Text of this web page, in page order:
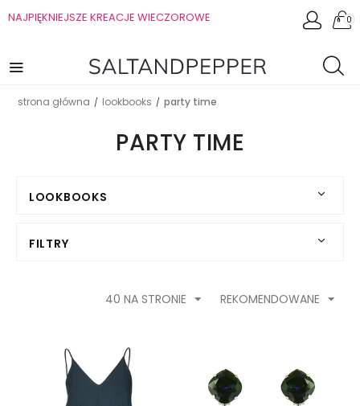
NAJPIĘKNIEJSZE KREACJE WIECZOROWE 0
strona główna / lookbooks / party time
PARTY TIME
LOOKBOOKS
FILTRY
REKOMENDOWANE
40 NA STRONIE